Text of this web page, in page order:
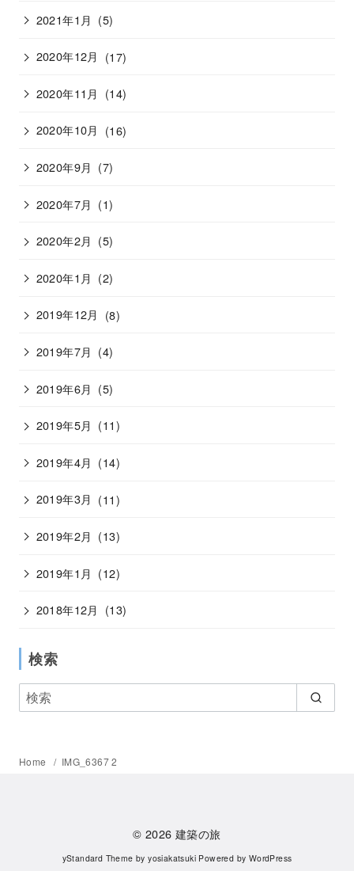
2021年1月 (5)
2020年12月 (17)
2020年11月 (14)
2020年10月 (16)
2020年9月 (7)
2020年7月 (1)
2020年2月 (5)
2020年1月 (2)
2019年12月 (8)
2019年7月 (4)
2019年6月 (5)
2019年5月 (11)
2019年4月 (14)
2019年3月 (11)
2019年2月 (13)
2019年1月 (12)
2018年12月 (13)
検索
Home IMG_6367 2
© 2026建築の旅
yStandard Theme byyosiakatsuki Powered by WordPress